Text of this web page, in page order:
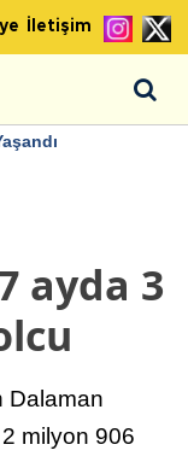
İletişim
ayda 3
Dalaman
2 milyon 906